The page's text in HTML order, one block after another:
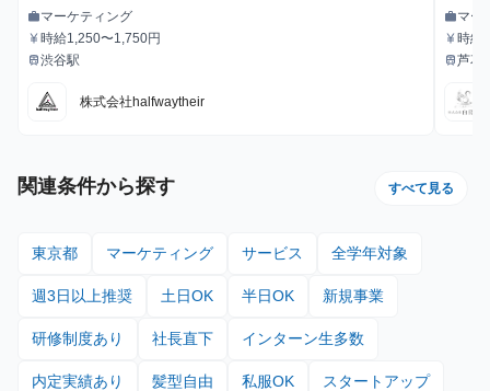
支えるインターン！
職種
workマーケティング
給与
currency_yen時給1,250〜1,750円
最寄駅
train渋谷駅
株式会社halfwaytheir
職種
workマー
給与
currency_yen時給
給・
最寄駅
train芦花
関連条件から探す すべて見る
東京都 マーケティング サービス 全学年対象
週3日以上推奨 土日OK 半日OK 新規事業
研修制度あり 社長直下 インターン生多数
内定実績あり 髪型自由 私服OK スタートアップ